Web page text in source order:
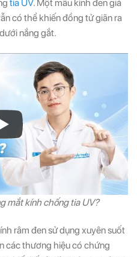
tia UV. Một mẫu kính đen giá
có thể khiến đồng tử giãn ra
nắng gắt.
mắt kính chống tia UV?
râm đen sử dụng xuyên suốt
các thương hiệu có chứng